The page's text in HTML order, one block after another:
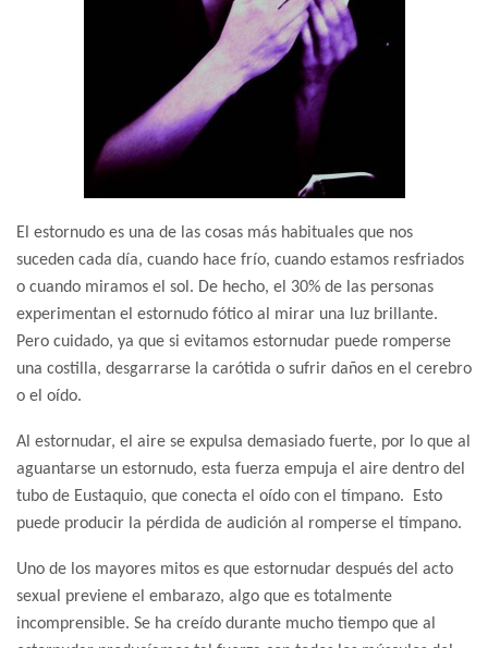
El estornudo es una de las cosas más habituales que nos
suceden cada día, cuando hace frío, cuando estamos resfriados
o cuando miramos el sol. De hecho, el 30% de las personas
experimentan el estornudo fótico al mirar una luz brillante.
Pero cuidado, ya que si evitamos estornudar puede romperse
una costilla, desgarrarse la carótida o sufrir daños en el cerebro
o el oído.
Al estornudar, el aire se expulsa demasiado fuerte, por lo que al
aguantarse un estornudo, esta fuerza empuja el aire dentro del
tubo de Eustaquio, que conecta el oído con el tímpano. Esto
puede producir la pérdida de audición al romperse el tímpano.
Uno de los mayores mitos es que estornudar después del acto
sexual previene el embarazo, algo que es totalmente
incomprensible. Se ha creído durante mucho tiempo que al